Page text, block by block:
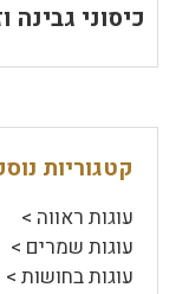
כיסוני גבינה
קטגוריות
עוגות ראווה >
עוגות שמרים >
עוגות בחושות >